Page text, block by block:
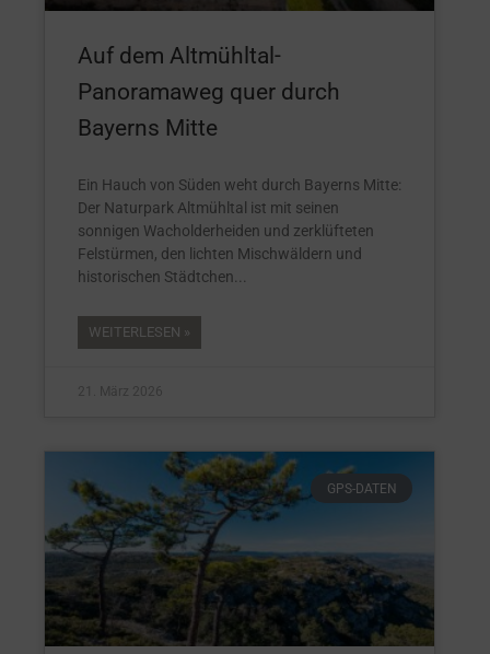
Auf dem Altmühltal-
Panoramaweg quer durch
Bayerns Mitte
Ein Hauch von Süden weht durch Bayerns Mitte:
Der Naturpark Altmühltal ist mit seinen
sonnigen Wacholderheiden und zerklüfteten
Felstürmen, den lichten Mischwäldern und
historischen Städtchen
WEITERLESEN »
21. März 2026
GPS-DATEN